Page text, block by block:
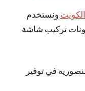
ونستخدم
تركيب شاشة
في توفير